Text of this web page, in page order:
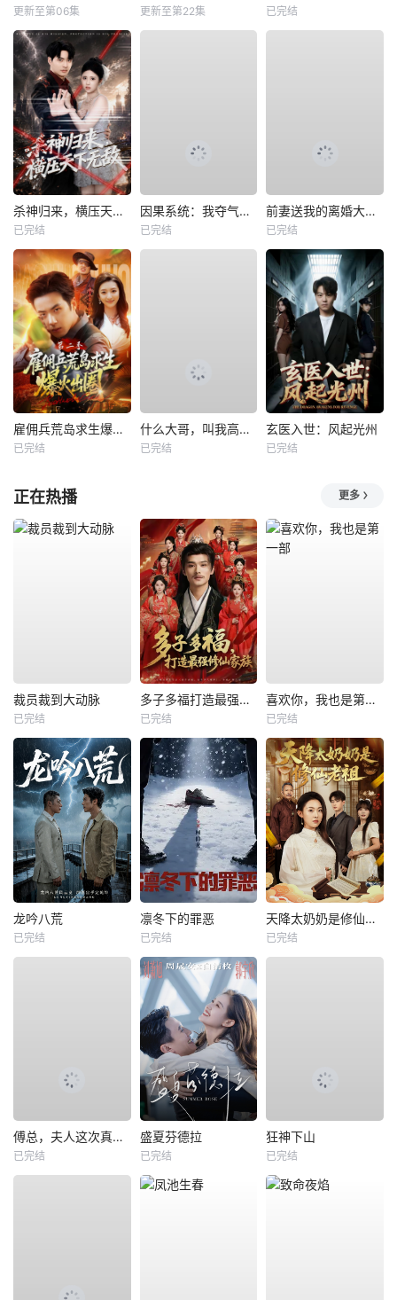
更新至第06集 更新至第22集 已完结
杀神归来，横压天下无敌
已完结
因果系统：我夺气运救苍生
已完结
前妻送我的离婚大礼包
已完结
雇佣兵荒岛求生爆火出圈第二季
已完结
什么大哥，叫我高律师
已完结
玄医入世：风起光州
已完结
正在热播 更多
裁员裁到大动脉
已完结
多子多福打造最强修仙家族
已完结
喜欢你，我也是第一部
已完结
龙吟八荒
已完结
凛冬下的罪恶
已完结
天降太奶奶是修仙老祖
已完结
傅总，夫人这次真的死了
已完结
盛夏芬德拉
已完结
狂神下山
已完结